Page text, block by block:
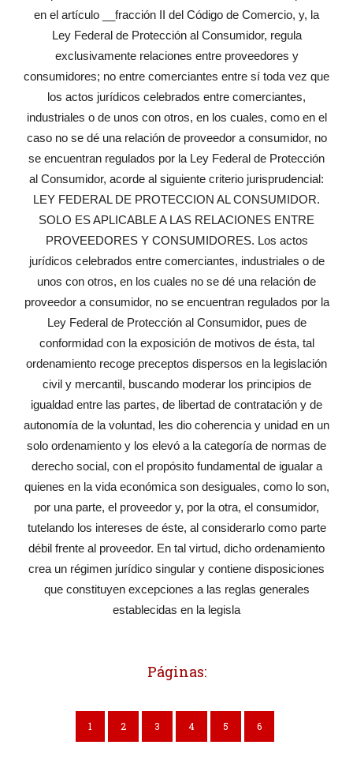
en el artículo __fracción II del Código de Comercio, y, la
Ley Federal de Protección al Consumidor, regula
exclusivamente relaciones entre proveedores y
consumidores; no entre comerciantes entre sí toda vez que
los actos jurídicos celebrados entre comerciantes,
industriales o de unos con otros, en los cuales, como en el
caso no se dé una relación de proveedor a consumidor, no
se encuentran regulados por la Ley Federal de Protección
al Consumidor, acorde al siguiente criterio jurisprudencial:
LEY FEDERAL DE PROTECCION AL CONSUMIDOR.
SOLO ES APLICABLE A LAS RELACIONES ENTRE
PROVEEDORES Y CONSUMIDORES. Los actos
jurídicos celebrados entre comerciantes, industriales o de
unos con otros, en los cuales no se dé una relación de
proveedor a consumidor, no se encuentran regulados por la
Ley Federal de Protección al Consumidor, pues de
conformidad con la exposición de motivos de ésta, tal
ordenamiento recoge preceptos dispersos en la legislación
civil y mercantil, buscando moderar los principios de
igualdad entre las partes, de libertad de contratación y de
autonomía de la voluntad, les dio coherencia y unidad en un
solo ordenamiento y los elevó a la categoría de normas de
derecho social, con el propósito fundamental de igualar a
quienes en la vida económica son desiguales, como lo son,
por una parte, el proveedor y, por la otra, el consumidor,
tutelando los intereses de éste, al considerarlo como parte
débil frente al proveedor. En tal virtud, dicho ordenamiento
crea un régimen jurídico singular y contiene disposiciones
que constituyen excepciones a las reglas generales
establecidas en la legisla
Páginas:
1 2 3 4 5 6